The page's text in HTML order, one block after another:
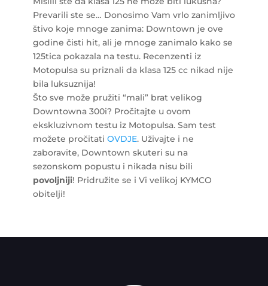
Prevarili ste se… Donosimo Vam vrlo zanimljivo
štivo koje mnoge zanima: Downtown je ove
godine čisti hit, ali je mnoge zanimalo kako se
125tica pokazala na testu. Recenzenti iz
Motopulsa su priznali da klasa 125 cc nikad nije
bila luksuznija!
Što sve može pružiti “mali” brat velikog
Downtowna 300i? Pročitajte u ovom
ekskluzivnom testu iz Motopulsa. Sam test
možete pročitati OVDJE. Uživajte i ne
zaboravite, Downtown skuteri su na
sezonskom popustu i nikada nisu bili
povoljniji! Pridružite se i Vi velikoj KYMCO
obitelji!